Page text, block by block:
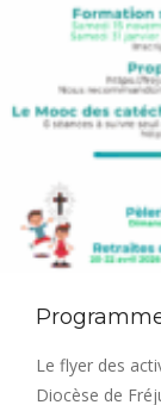
Le flyer des
Diocèse de